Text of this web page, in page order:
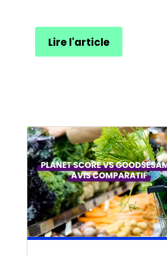
Lire l'article